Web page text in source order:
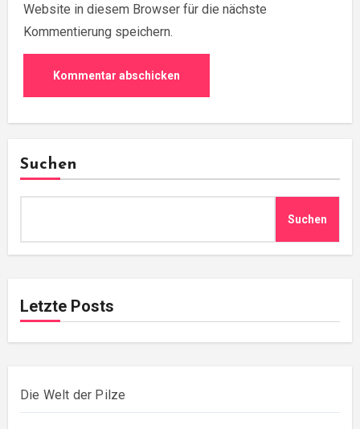
Website in diesem Browser für die nächste
Kommentierung speichern.
Suchen
Suchen
Letzte Posts
Die Welt der Pilze